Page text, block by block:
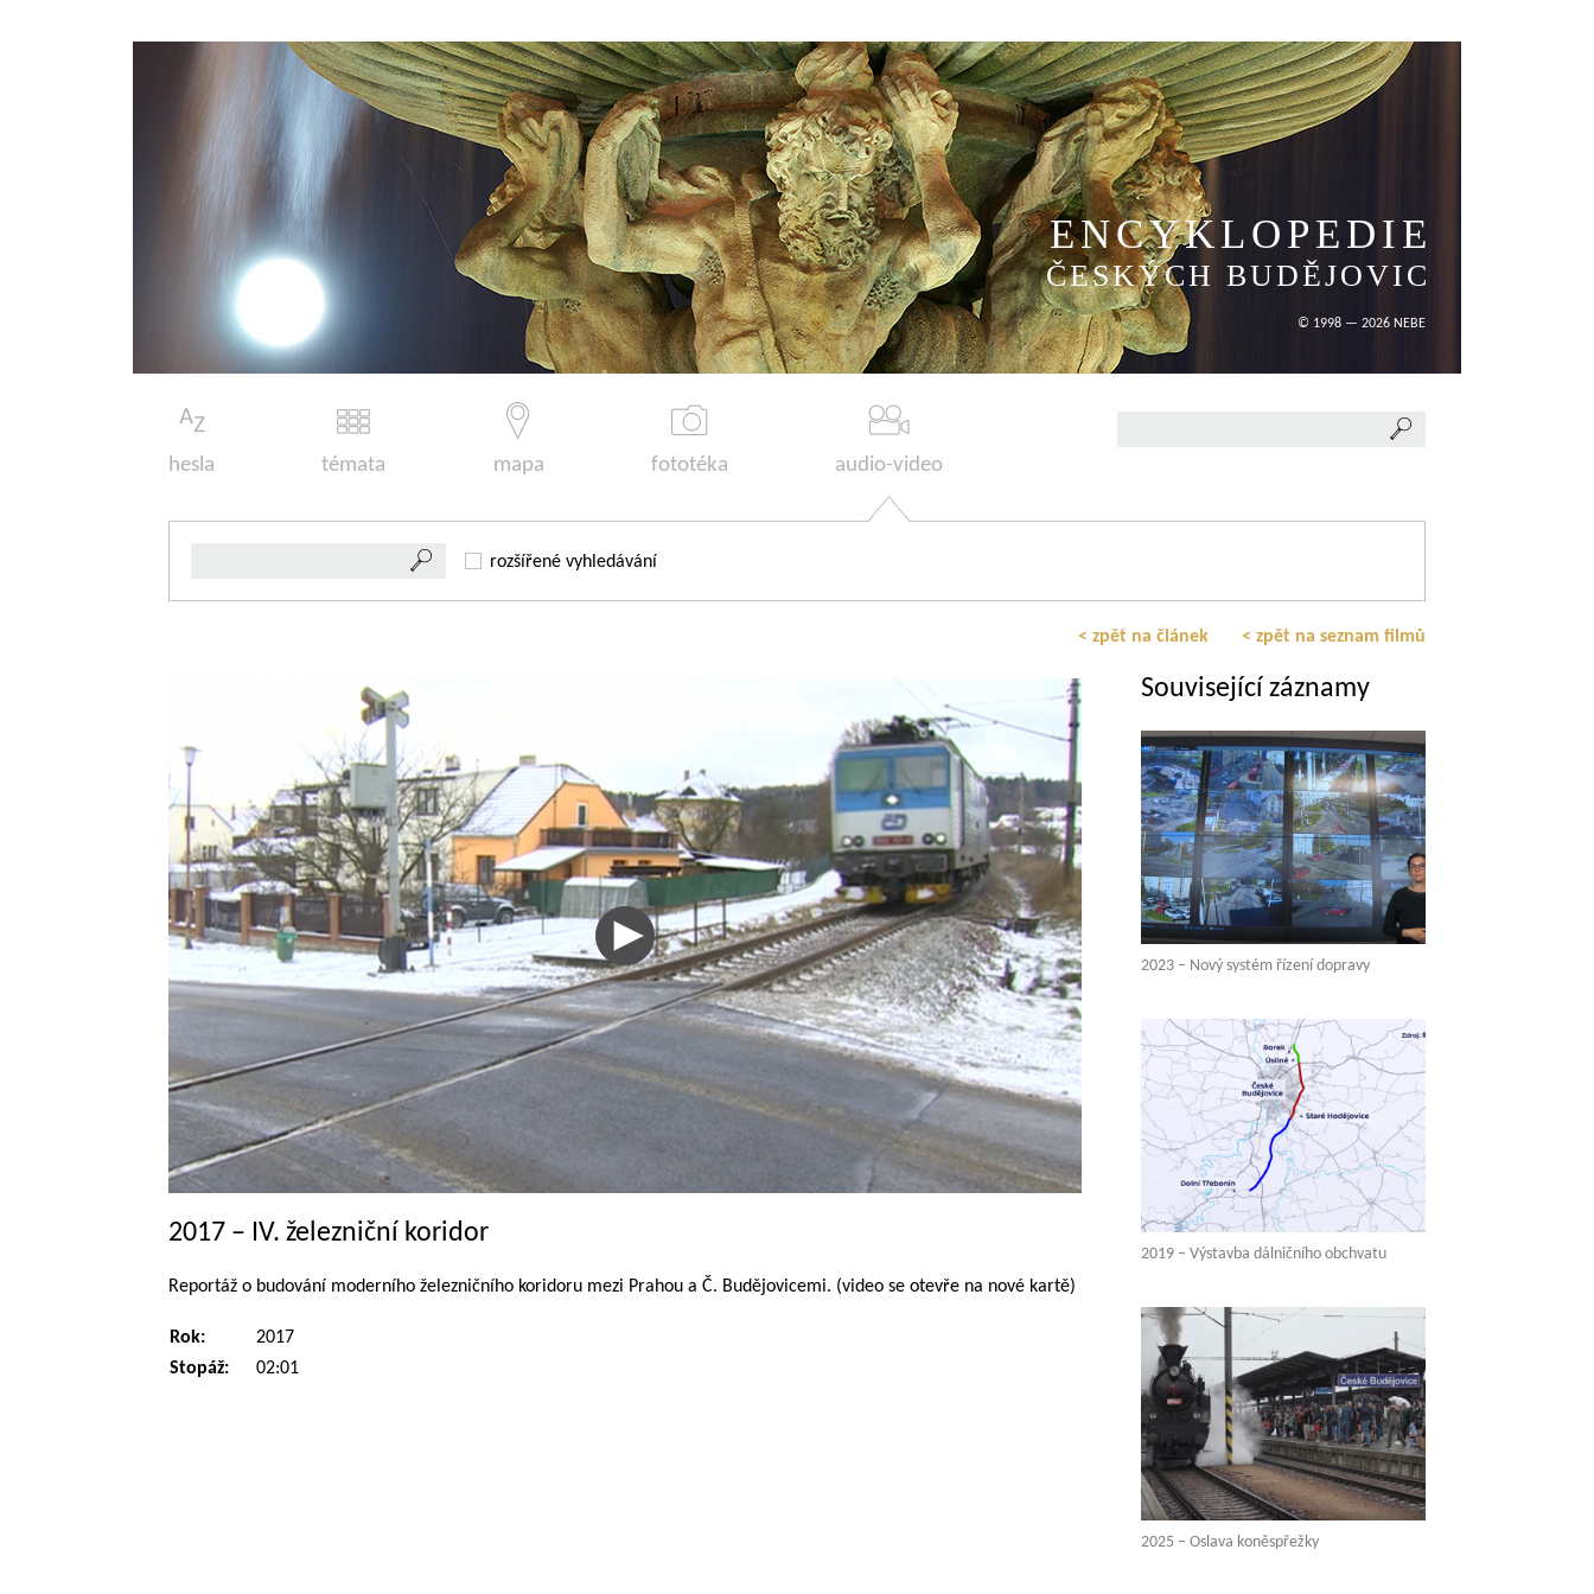
ENCYKLOPEDIE
ČESKÝCH BUDĚJOVIC
© 1998 — 2026 NEBE
hesla témata mapa fototéka audio-video
rozšířené vyhledávání
< zpět na článek < zpět na seznam filmů
2017 – IV. železniční koridor
Reportáž o budování moderního železničního koridoru mezi Prahou a Č. Budějovicemi. (video se otevře na nové kartě)
Rok:
2017
Stopáž:
02:01
Související záznamy
2023 – Nový systém řízení dopravy
2019 – Výstavba dálničního obchvatu
2025 – Oslava koněspřežky